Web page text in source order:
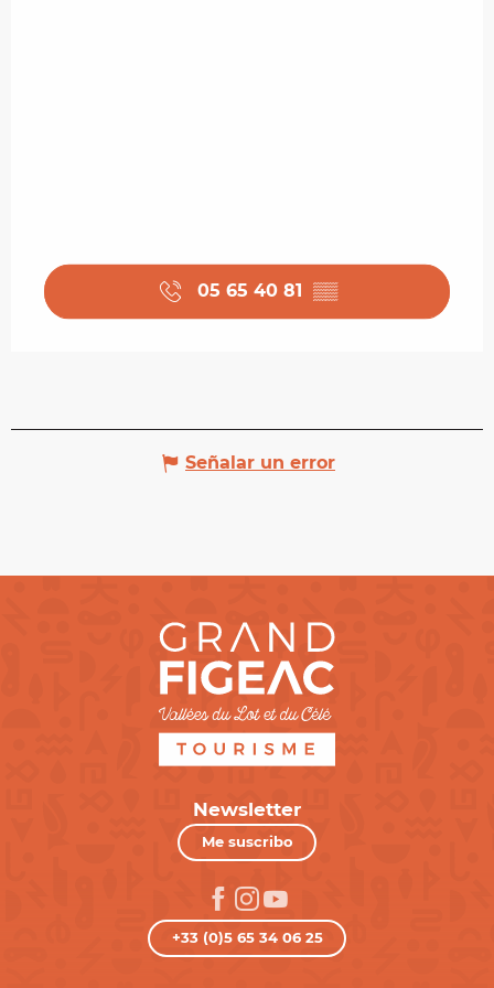
05 65 40 81 ▒▒
Señalar un error
Newsletter
Me suscribo
+33 (0)5 65 34 06 25